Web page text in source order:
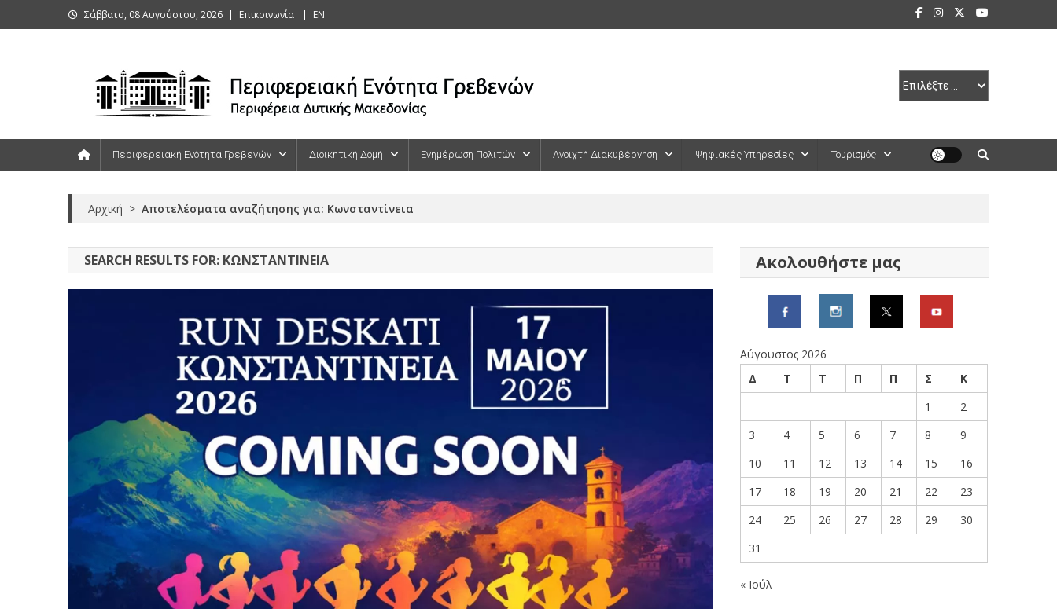
to
Σάββατο, 08 Αυγούστου, 2026 Επικοινωνία ΕΝ
Περιφερειακή Ενότητα Γρεβενών Διοικητική Δομή Ενημέρωση Πολιτών Ανοιχτή Διακυβέρνηση Ψηφιακές Υπηρεσίες Τουρισμός
Αρχική > Αποτελέσματα αναζήτησης για: Κωνσταντίνεια
SEARCH RESULTS FOR: ΚΩΝΣΤΑΝΤΊΝΕΙΑ Ακολουθήστε μας
Αύγουστος 2026
Δ
Τ Τ Π Π Σ
Κ
1
2
3
4 5 6 7 8
9
10
11 12 13 14 15
16
17
18 19 20 21 22
23
24
25 26 27 28 29
30
31
« Ιούλ